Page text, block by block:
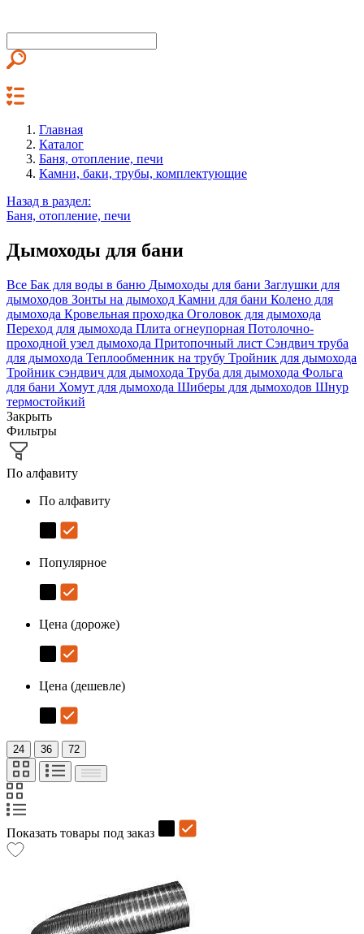
Главная
Каталог
Баня, отопление, печи
Камни, баки, трубы, комплектующие
Назад в раздел:
Баня, отопление, печи
Дымоходы для бани
Все Бак для воды в баню Дымоходы для бани Заглушки для
дымоходов Зонты на дымоход Камни для бани Колено для
дымохода Кровельная проходка Оголовок для дымохода
Переход для дымохода Плита огнеупорная Потолочно-
проходной узел дымохода Притопочный лист Сэндвич труба
для дымохода Теплообменник на трубу Тройник для дымохода
Тройник сэндвич для дымохода Труба для дымохода Фольга
для бани Хомут для дымохода Шиберы для дымоходов Шнур
термостойкий
Закрыть
Фильтры
По алфавиту
По алфавиту
Популярное
Цена (дороже)
Цена (дешевле)
24 36 72
Показать товары под заказ